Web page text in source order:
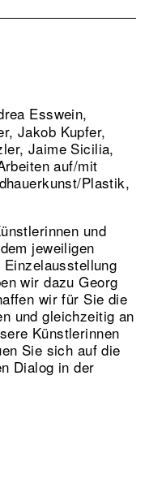
Esswein,
Jakob Kupfer,
Jaime Sicilia,
auf/mit
Plastik,
und
jeweiligen
wir dazu Georg
wir für Sie die
und gleichzeitig an
Künstlerinnen
Sie sich auf die
Dialog in der